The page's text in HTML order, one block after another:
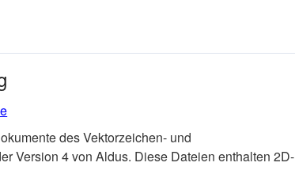
des Vektorzeichen- und
Version 4 von Aldus. Diese Dateien enthalten 2D-